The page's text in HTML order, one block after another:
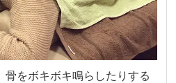
骨をボキボキ鳴らしたりする